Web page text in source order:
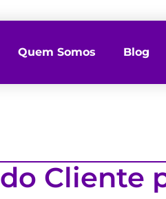
Quem Somos Blog
Cliente